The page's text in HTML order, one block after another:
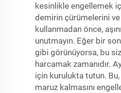
kesinlikle engellemek
demirin çürümelerini
kullanmadan önce,
unutmayın. Eğer bir
gibi görünüyorsa, bu
harcamak zamanıdır.
için kurulukta tutun.
maruz kalmasını